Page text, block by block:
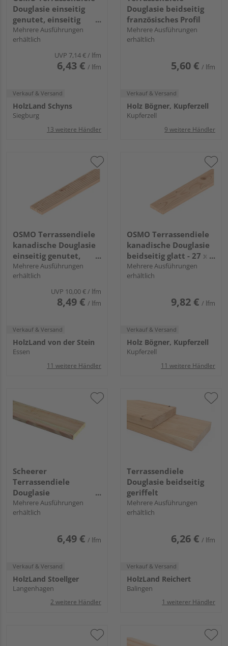
Douglasie einseitig
genutet, einseitig
geriffelt, Douglasie - 27
x 143 mm
Mehrere Ausführungen
erhältlich
UVP 7,14 €/ lfm
6,43 € / lfm
Verkauf & Versand
HolzLand Schyns
Siegburg
13 weitere Händler
Douglasie beidseitig
französisches Profil
Mehrere Ausführungen
erhältlich
5,60 € / lfm
Verkauf & Versand
Holz Bögner, Kupferzell
Kupferzell
9 weitere Händler
OSMO Terrassendiele
kanadische Douglasie
einseitig genutet,
einseitig geriffelt - 27
x 143 mm
Mehrere Ausführungen
erhältlich
UVP 10,00 €/ lfm
8,49 € / lfm
Verkauf & Versand
HolzLand von der Stein
Essen
11 weitere Händler
OSMO Terrassendiele
kanadische Douglasie
beidseitig glatt - 27 x
143 mm
Mehrere Ausführungen
erhältlich
9,82 € / lfm
Verkauf & Versand
Holz Bögner, Kupferzell
Kupferzell
11 weitere Händler
Scheerer
Terrassendiele
Douglasie
Premiumprofil - 28 x
145 mm
Mehrere Ausführungen
erhältlich
6,49 € / lfm
Verkauf & Versand
HolzLand Stoellger
Langenhagen
2 weitere Händler
Terrassendiele
Douglasie beidseitig
geriffelt
Mehrere Ausführungen
erhältlich
6,26 € / lfm
Verkauf & Versand
HolzLand Reichert
Balingen
1 weiterer Händler